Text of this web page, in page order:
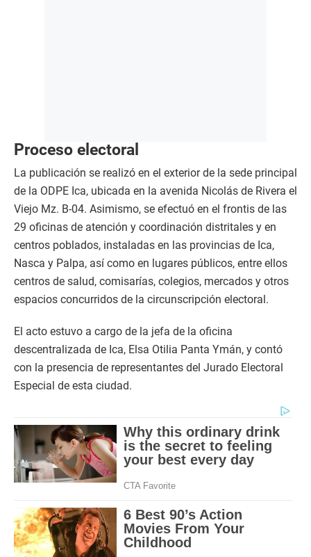
Proceso electoral
La publicación se realizó en el exterior de la sede principal
de la ODPE Ica, ubicada en la avenida Nicolás de Rivera el
Viejo Mz. B-04. Asimismo, se efectuó en el frontis de las
29 oficinas de atención y coordinación distritales y en
centros poblados, instaladas en las provincias de Ica,
Nasca y Palpa, así como en lugares públicos, entre ellos
centros de salud, comisarías, colegios, mercados y otros
espacios concurridos de la circunscripción electoral.
El acto estuvo a cargo de la jefa de la oficina
descentralizada de Ica, Elsa Otilia Panta Ymán, y contó
con la presencia de representantes del Jurado Electoral
Especial de esta ciudad.